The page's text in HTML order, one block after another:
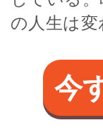
の人生は変
今